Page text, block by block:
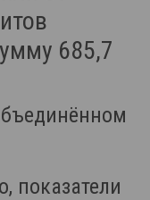
685,7
показатели